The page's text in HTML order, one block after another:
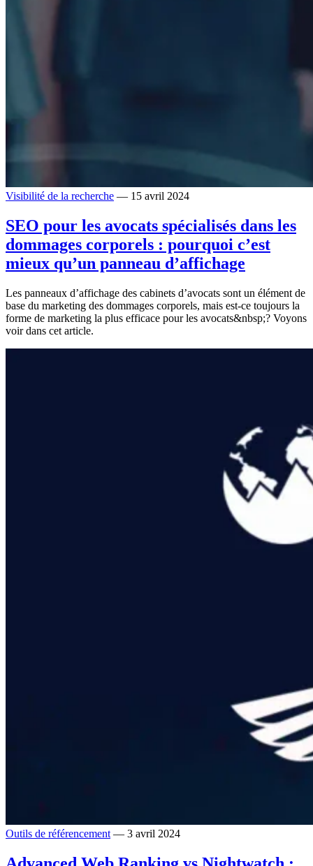
Visibilité de la recherche — 15 avril 2024
SEO pour les avocats spécialisés dans les
dommages corporels : pourquoi c’est
mieux qu’un panneau d’affichage
Les panneaux d’affichage des cabinets d’avocats sont un élément de
base du marketing des dommages corporels, mais est-ce toujours la
forme de marketing la plus efficace pour les avocats&nbsp;? Voyons
voir dans cet article.
Outils de référencement — 3 avril 2024